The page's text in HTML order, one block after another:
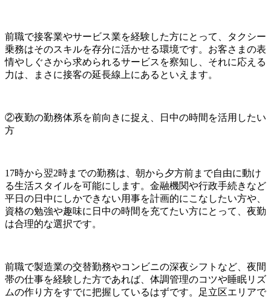
前職で接客業やサービス業を経験した方にとって、タクシー
乗務はそのスキルを存分に活かせる環境です。お客さまの表
情やしぐさから求められるサービスを察知し、それに応える
力は、まさに接客の延長線上にあるといえます。
②夜勤の勤務体系を前向きに捉え、日中の時間を活用したい
方
17時から翌2時までの勤務は、朝から夕方前まで自由に動け
る生活スタイルを可能にします。金融機関や行政手続きなど
平日の日中にしかできない用事を計画的にこなしたい方や、
資格の勉強や趣味に日中の時間を充てたい方にとって、夜勤
は合理的な選択です。
前職で製造業の交替勤務やコンビニの深夜シフトなど、夜間
帯の仕事を経験した方であれば、体調管理のコツや睡眠リズ
ムの作り方をすでに把握しているはずです。足立区エリアで